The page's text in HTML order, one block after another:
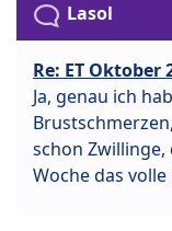
Lasol
Re: ET Oktober
Ja, genau ich
schon Zwillinge,
Woche das